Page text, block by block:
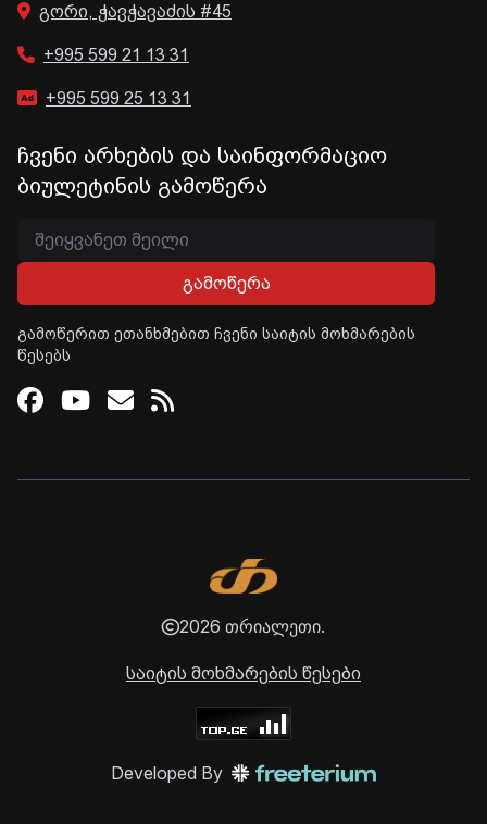
გორი, ჭავჭავაძის #45
+995 599 21 13 31
+995 599 25 13 31
ჩვენი არხების და საინფორმაციო
ბიულეტინის გამოწერა
გამოწერა
გამოწერით ეთანხმებით ჩვენი საიტის მოხმარების
წესებს
Facebook
Youtube
Email
RSS
2026 თრიალეთი.
საიტის მოხმარების წესები
Developed By